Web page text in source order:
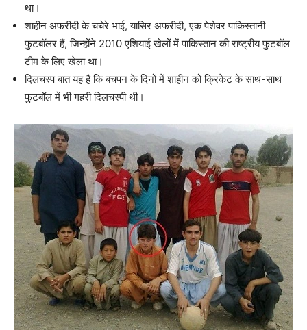
था।
शाहीन अफरीदी के चचेरे भाई, यासिर अफरीदी, एक पेशेवर पाकिस्तानी
फुटबॉलर हैं, जिन्होंने 2010 एशियाई खेलों में पाकिस्तान की राष्ट्रीय फुटबॉल
टीम के लिए खेला था।
दिलचस्प बात यह है कि बचपन के दिनों में शाहीन को क्रिकेट के साथ-साथ
फुटबॉल में भी गहरी दिलचस्पी थी।